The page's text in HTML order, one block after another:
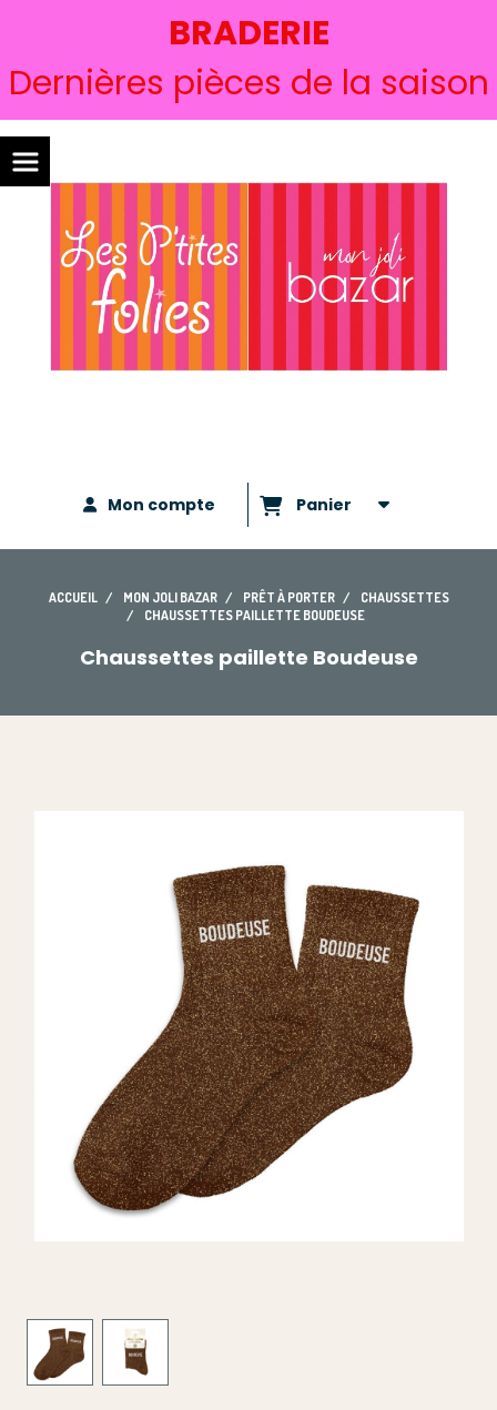
BRADERIE
Dernières pièces de la saison
Mon compte Panier
ACCUEIL MON JOLI BAZAR PRÊT À PORTER
CHAUSSETTES
CHAUSSETTES PAILLETTE BOUDEUSE
Chaussettes paillette Boudeuse